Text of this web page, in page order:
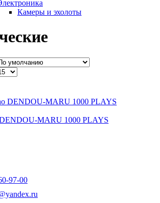
Камеры и эхолоты
MARU 1000 PLAYS
97-00